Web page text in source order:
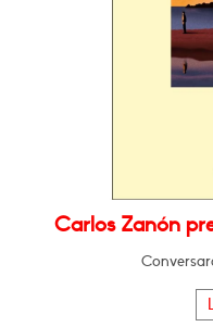
Carlos Zanón